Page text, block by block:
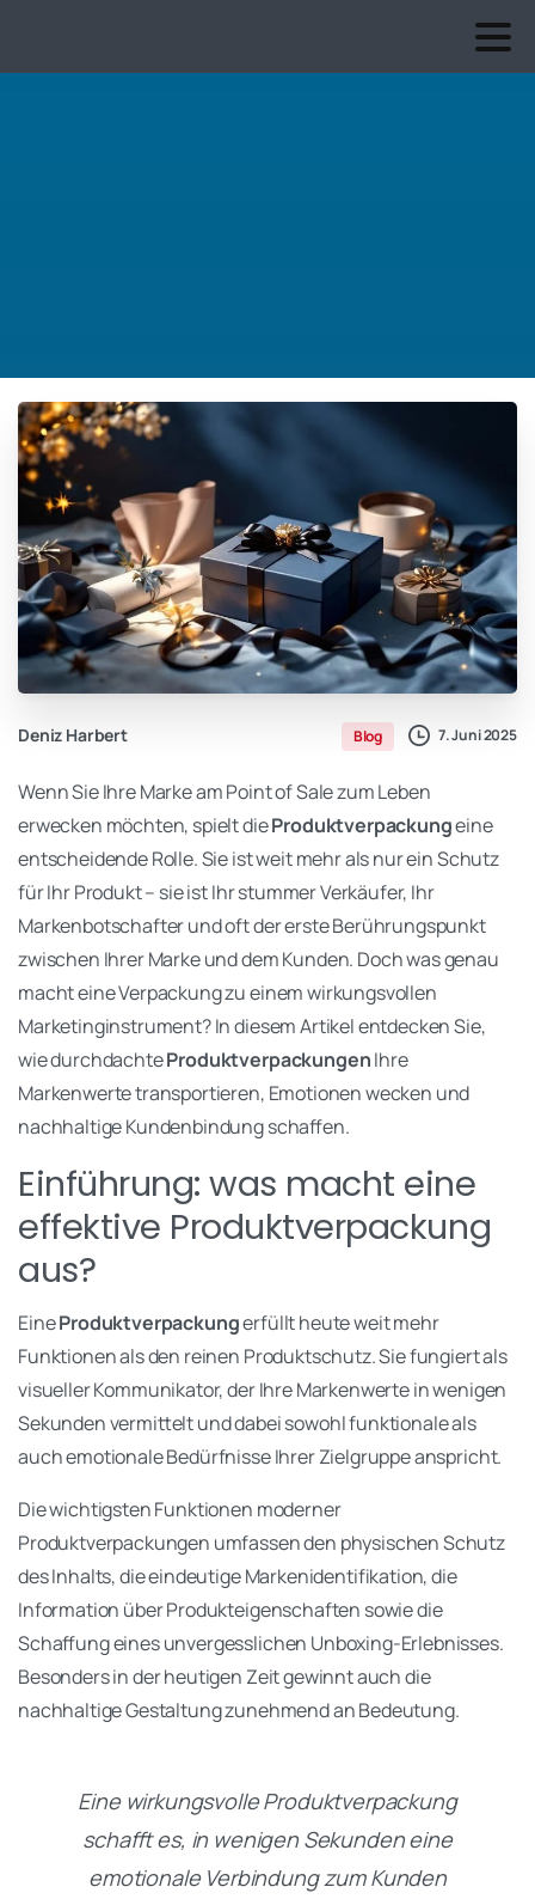
Deniz Harbert Blog 7. Juni 2025
Wenn Sie Ihre Marke am Point of Sale zum Leben
erwecken möchten, spielt dieProduktverpackungeine
entscheidende Rolle. Sie ist weit mehr als nur ein Schutz
für Ihr Produkt – sie ist Ihr stummer Verkäufer, Ihr
Markenbotschafter und oft der erste Berührungspunkt
zwischen Ihrer Marke und dem Kunden. Doch was genau
macht eine Verpackung zu einem wirkungsvollen
Marketinginstrument? In diesem Artikel entdecken Sie,
wie durchdachteProduktverpackungenIhre
Markenwerte transportieren, Emotionen wecken und
nachhaltige Kundenbindung schaffen.
Einführung: was macht eine
effektive Produktverpackung
aus?
EineProduktverpackungerfüllt heute weit mehr
Funktionen als den reinen Produktschutz. Sie fungiert als
visueller Kommunikator, der Ihre Markenwerte in wenigen
Sekunden vermittelt und dabei sowohl funktionale als
auch emotionale Bedürfnisse Ihrer Zielgruppe anspricht.
Die wichtigsten Funktionen moderner
Produktverpackungen umfassen den physischen Schutz
des Inhalts, die eindeutige Markenidentifikation, die
Information über Produkteigenschaften sowie die
Schaffung eines unvergesslichen Unboxing-Erlebnisses.
Besonders in der heutigen Zeit gewinnt auch die
nachhaltige Gestaltung zunehmend an Bedeutung.
Eine wirkungsvolle Produktverpackung
schafft es, in wenigen Sekunden eine
emotionale Verbindung zum Kunden